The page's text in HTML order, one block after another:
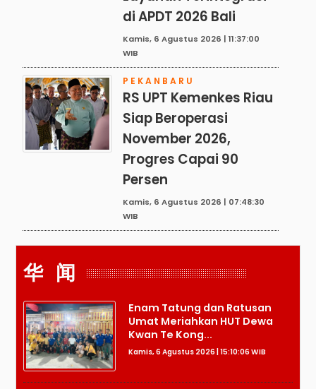
di APDT 2026 Bali
Kamis, 6 Agustus 2026 | 11:37:00
WIB
PEKANBARU
RS UPT Kemenkes Riau
Siap Beroperasi
November 2026,
Progres Capai 90
Persen
Kamis, 6 Agustus 2026 | 07:48:30
WIB
华 闻
Enam Tatung dan Ratusan
Umat Meriahkan HUT Dewa
Kwan Te Kong...
Kamis, 6 Agustus 2026 | 15:10:06 WIB